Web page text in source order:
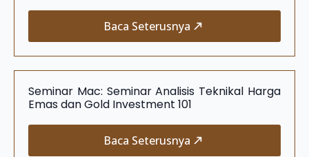
Baca Seterusnya
Seminar Mac: Seminar Analisis Teknikal Harga
Emas dan Gold Investment 101
Baca Seterusnya